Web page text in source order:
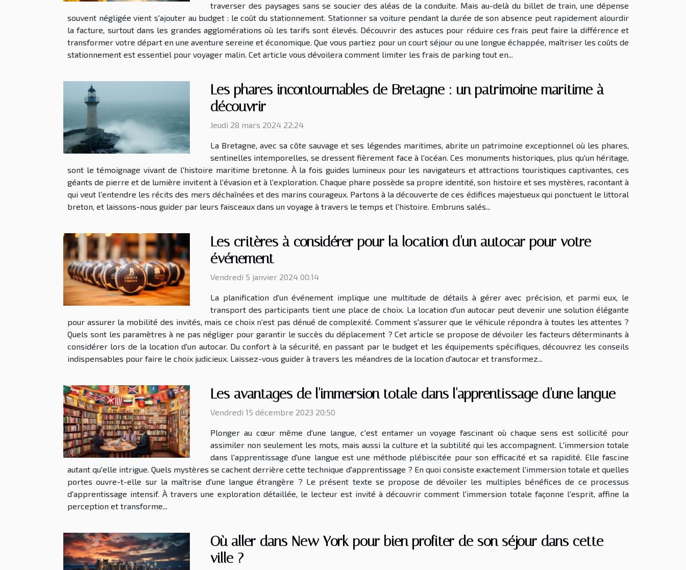
traverser des paysages sans se soucier des aléas de la conduite. Mais au-delà du billet de train, une dépense
souvent négligée vient s'ajouter au budget : le coût du stationnement. Stationner sa voiture pendant la durée de son absence peut rapidement alourdir
la facture, surtout dans les grandes agglomérations où les tarifs sont élevés. Découvrir des astuces pour réduire ces frais peut faire la différence et
transformer votre départ en une aventure sereine et économique. Que vous partiez pour un court séjour ou une longue échappée, maîtriser les coûts de
stationnement est essentiel pour voyager malin. Cet article vous dévoilera comment limiter les frais de parking tout en...
Les phares incontournables de Bretagne : un patrimoine maritime à
découvrir
Jeudi 28 mars 2024 22:24
La Bretagne, avec sa côte sauvage et ses légendes maritimes, abrite un patrimoine exceptionnel où les phares,
sentinelles intemporelles, se dressent fièrement face à l'océan. Ces monuments historiques, plus qu'un héritage,
sont le témoignage vivant de l'histoire maritime bretonne. À la fois guides lumineux pour les navigateurs et attractions touristiques captivantes, ces
géants de pierre et de lumière invitent à l'évasion et à l'exploration. Chaque phare possède sa propre identité, son histoire et ses mystères, racontant à
qui veut l'entendre les récits des mers déchaînées et des marins courageux. Partons à la découverte de ces édifices majestueux qui ponctuent le littoral
breton, et laissons-nous guider par leurs faisceaux dans un voyage à travers le temps et l'histoire. Embruns salés...
Les critères à considérer pour la location d'un autocar pour votre
événement
Vendredi 5 janvier 2024 00:14
La planification d'un événement implique une multitude de détails à gérer avec précision, et parmi eux, le
transport des participants tient une place de choix. La location d'un autocar peut devenir une solution élégante
pour assurer la mobilité des invités, mais ce choix n'est pas dénué de complexité. Comment s'assurer que le véhicule répondra à toutes les attentes ?
Quels sont les paramètres à ne pas négliger pour garantir le succès du déplacement ? Cet article se propose de dévoiler les facteurs déterminants à
considérer lors de la location d'un autocar. Du confort à la sécurité, en passant par le budget et les équipements spécifiques, découvrez les conseils
indispensables pour faire le choix judicieux. Laissez-vous guider à travers les méandres de la location d'autocar et transformez...
Les avantages de l'immersion totale dans l'apprentissage d'une langue
Vendredi 15 décembre 2023 20:50
Plonger au cœur même d'une langue, c'est entamer un voyage fascinant où chaque sens est sollicité pour
assimiler non seulement les mots, mais aussi la culture et la subtilité qui les accompagnent. L'immersion totale
dans l'apprentissage d'une langue est une méthode plébiscitée pour son efficacité et sa rapidité. Elle fascine
autant qu'elle intrigue. Quels mystères se cachent derrière cette technique d'apprentissage ? En quoi consiste exactement l'immersion totale et quelles
portes ouvre-t-elle sur la maîtrise d'une langue étrangère ? Le présent texte se propose de dévoiler les multiples bénéfices de ce processus
d'apprentissage intensif. À travers une exploration détaillée, le lecteur est invité à découvrir comment l'immersion totale façonne l'esprit, affine la
perception et transforme...
Où aller dans New York pour bien profiter de son séjour dans cette
ville ?